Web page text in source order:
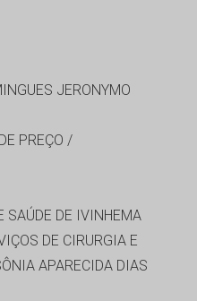
JERONYMO
PREÇO /
SAÚDE DE IVINHEMA
DE CIRURGIA E
APARECIDA DIAS